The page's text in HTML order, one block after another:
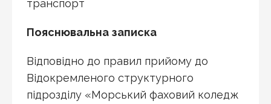
транспорт
Пояснювальна записка
Відповідно до правил прийому до
Відокремленого структурного
підрозділу «Морський фаховий коледж